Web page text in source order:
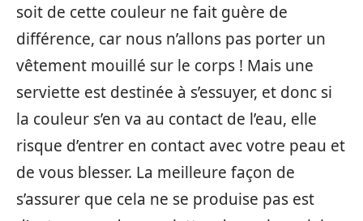
soit de cette couleur ne fait guère de
différence, car nous n’allons pas porter un
vêtement mouillé sur le corps ! Mais une
serviette est destinée à s’essuyer, et donc si
la couleur s’en va au contact de l’eau, elle
risque d’entrer en contact avec votre peau et
de vous blesser. La meilleure façon de
s’assurer que cela ne se produise pas est